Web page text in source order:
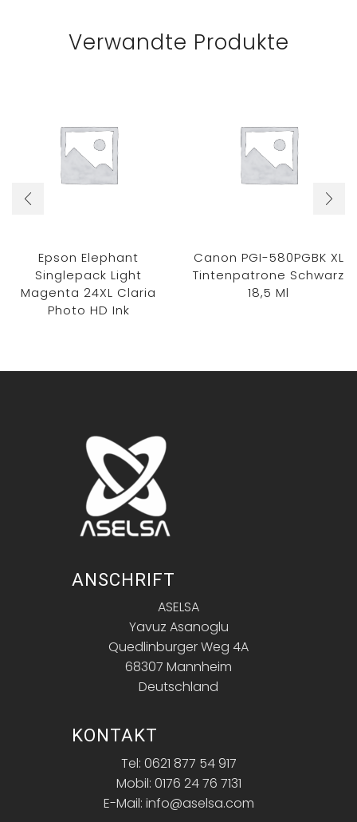
Verwandte Produkte
Epson Elephant
Singlepack Light
Magenta 24XL Claria
Photo HD Ink
Canon PGI-580PGBK XL
Tintenpatrone Schwarz
18,5 Ml
ANSCHRIFT
ASELSA
Yavuz Asanoglu
Quedlinburger Weg 4A
68307 Mannheim
Deutschland
KONTAKT
Tel: 0621 877 54 917
Mobil: 0176 24 76 7131
E-Mail: info@aselsa.com